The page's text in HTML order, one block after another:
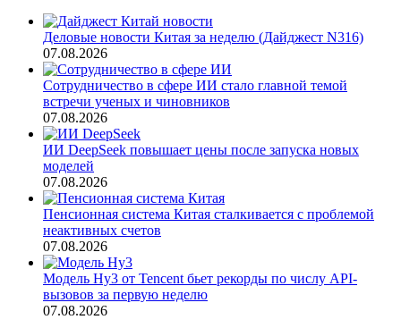
Деловые новости Китая за неделю (Дайджест N316)
07.08.2026
Сотрудничество в сфере ИИ стало главной темой
встречи ученых и чиновников
07.08.2026
ИИ DeepSeek повышает цены после запуска новых
моделей
07.08.2026
Пенсионная система Китая сталкивается с проблемой
неактивных счетов
07.08.2026
Модель Hy3 от Tencent бьет рекорды по числу API-
вызовов за первую неделю
07.08.2026